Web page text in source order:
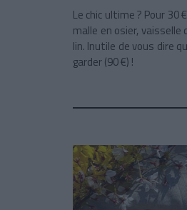
Le chic ultime ? Pour
malle en osier,
lin. Inutile de vous dire
garder (90 €) !